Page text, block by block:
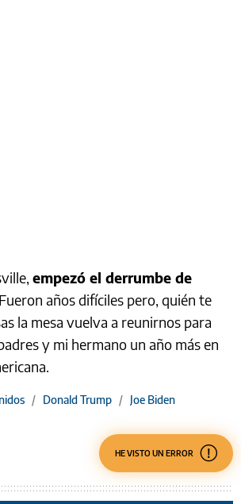
empezó el derrumbe de
Fueron años difíciles pero, quién te
la mesa vuelva a reunirnos para
y mi hermano un año más en
/ Donald Trump / Joe Biden
HE VISTO UN ERROR